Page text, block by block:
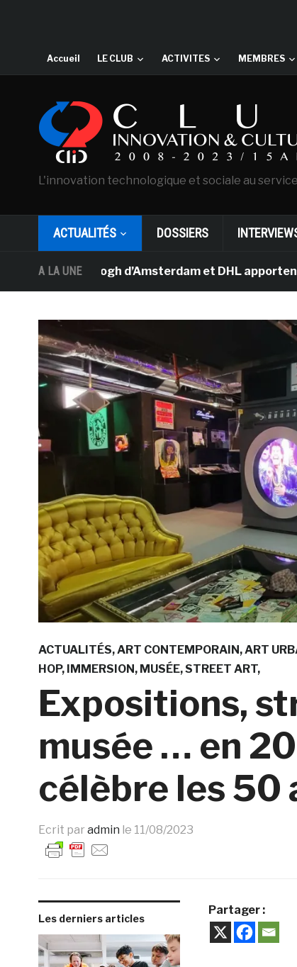
Accueil LE CLUB ACTIVITES MEMBRES
L'innovation technologique et sociale au
ACTUALITÉS DOSSIERS
A LA UNE
Van Gogh d’Amsterdam et DHL apportent l’art
ACTUALITÉS ART CONTEMPORAIN ART
HOP IMMERSION MUSÉE STREET ART
Expositions,
musée … en
célèbre les 50
Ecrit par admin le 11/08/2023
Les derniers articles
Partager :